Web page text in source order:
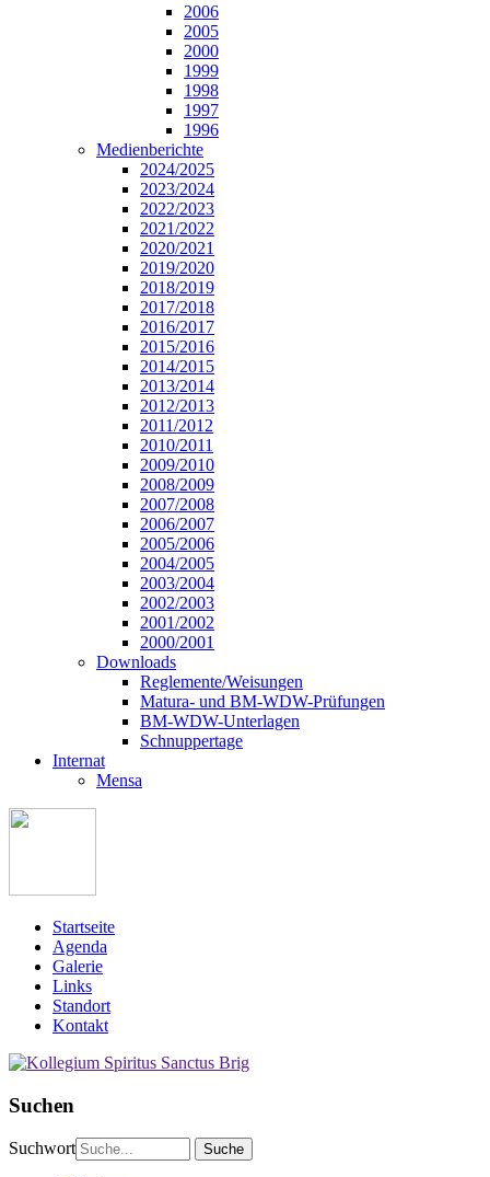
2006
2005
2000
1999
1998
1997
1996
Medienberichte
2024/2025
2023/2024
2022/2023
2021/2022
2020/2021
2019/2020
2018/2019
2017/2018
2016/2017
2015/2016
2014/2015
2013/2014
2012/2013
2011/2012
2010/2011
2009/2010
2008/2009
2007/2008
2006/2007
2005/2006
2004/2005
2003/2004
2002/2003
2001/2002
2000/2001
Downloads
Reglemente/Weisungen
Matura- und BM-WDW-Prüfungen
BM-WDW-Unterlagen
Schnuppertage
Internat
Mensa
Startseite
Agenda
Galerie
Links
Standort
Kontakt
Suchen
Suchwort